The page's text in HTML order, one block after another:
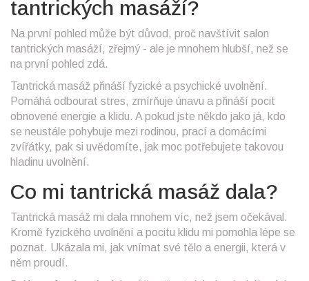
tantrických masáží?
Na první pohled může být důvod, proč navštívit salon
tantrických masáží, zřejmý - ale je mnohem hlubší, než se
na první pohled zdá.
Tantrická masáž přináší fyzické a psychické uvolnění.
Pomáhá odbourat stres, zmírňuje únavu a přináší pocit
obnovené energie a klidu. A pokud jste někdo jako já, kdo
se neustále pohybuje mezi rodinou, prací a domácími
zvířátky, pak si uvědomíte, jak moc potřebujete takovou
hladinu uvolnění.
Co mi tantrická masáž dala?
Tantrická masáž mi dala mnohem víc, než jsem očekával.
Kromě fyzického uvolnění a pocitu klidu mi pomohla lépe se
poznat. Ukázala mi, jak vnímat své tělo a energii, která v
něm proudí.